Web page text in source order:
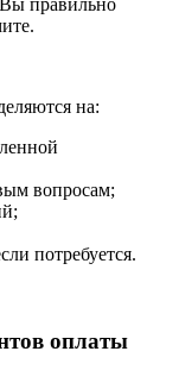
Вы правильно
на:
вопросам;
потребуется.
оплаты